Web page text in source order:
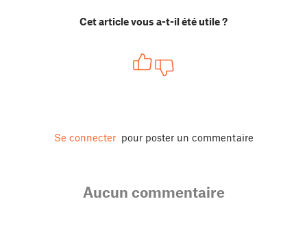
Cet article vous a-t-il été utile ?
Se connecter pour poster un commentaire
Aucun commentaire